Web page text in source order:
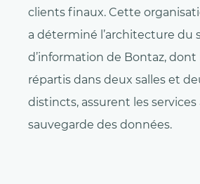
clients finaux. Cette
a déterminé l’architecture du
d’information de Bontaz, dont
répartis dans deux salles et
distincts, assurent les
sauvegarde des données.